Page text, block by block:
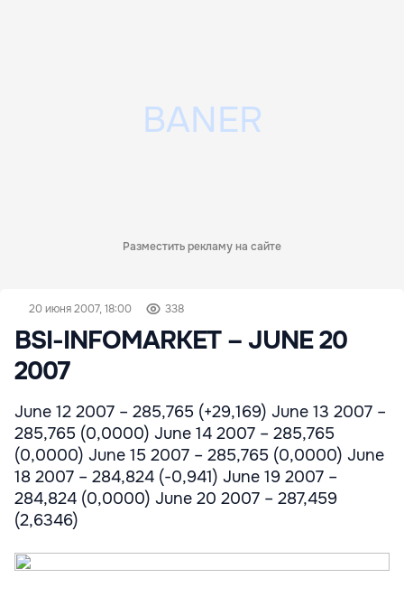
Разместить рекламу на сайте
20 июня 2007, 18:00 338
BSI-INFOMARKET – JUNE 20
2007
June 12 2007 – 285,765 (+29,169) June 13 2007 –
285,765 (0,0000) June 14 2007 – 285,765
(0,0000) June 15 2007 – 285,765 (0,0000) June
18 2007 – 284,824 (-0,941) June 19 2007 –
284,824 (0,0000) June 20 2007 – 287,459
(2,6346)